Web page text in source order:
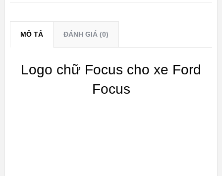
MÔ TẢ ĐÁNH GIÁ (0)
Logo chữ Focus cho xe Ford
Focus